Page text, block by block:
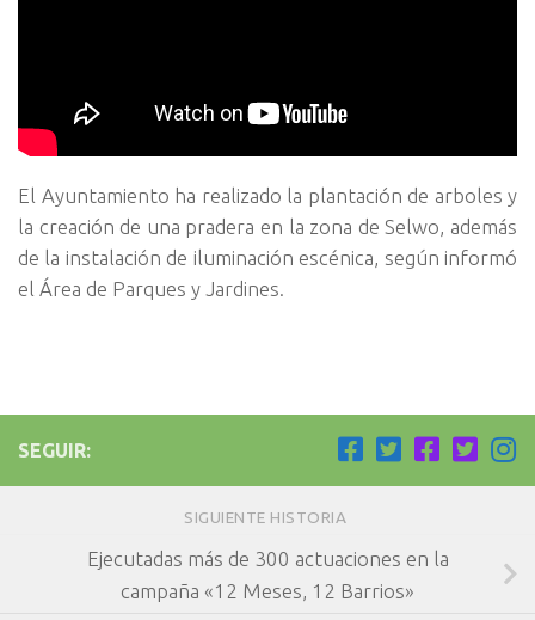
El Ayuntamiento ha realizado la plantación de arboles y
la creación de una pradera en la zona de Selwo, además
de la instalación de iluminación escénica, según informó
el Área de Parques y Jardines.
SEGUIR:
SIGUIENTE HISTORIA
Ejecutadas más de 300 actuaciones en la
campaña «12 Meses, 12 Barrios»